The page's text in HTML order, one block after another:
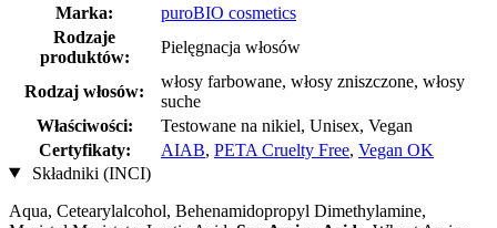
Marka:
puroBIO cosmetics
Rodzaje
produktów:
Pielęgnacja włosów
Rodzaj włosów:
włosy farbowane, włosy zniszczone, włosy
suche
Właściwości:
Testowane na nikiel, Unisex, Vegan
Certyfikaty:
AIAB, PETA Cruelty Free, Vegan OK
Składniki (INCI)
Aqua, Cetearylalcohol, Behenamidopropyl Dimethylamine,